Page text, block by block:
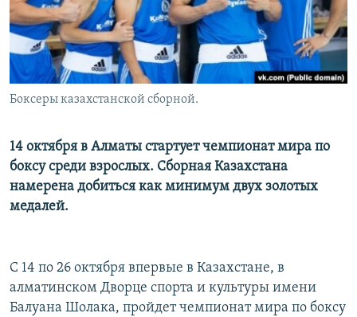
Боксеры казахстанской сборной.
14 октября в Алматы стартует чемпионат мира по
боксу среди взрослых. Сборная Казахстана
намерена добиться как минимум двух золотых
медалей.
С 14 по 26 октября впервые в Казахстане, в
алматинском Дворце спорта и культуры имени
Балуана Шолака, пройдет чемпионат мира по боксу